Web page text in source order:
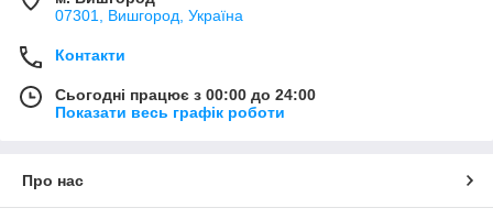
07301, Вишгород, Україна
Контакти
Сьогодні працює з 00:00 до 24:00
Показати весь графік роботи
Про нас